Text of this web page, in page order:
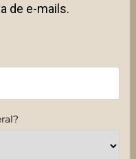
de e-mails.